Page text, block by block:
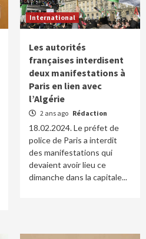
International
Les autorités
françaises interdisent
deux manifestations à
Paris en lien avec
l’Algérie
2 ans ago Rédaction
18.02.2024. Le préfet de
police de Paris a interdit
des manifestations qui
devaient avoir lieu ce
dimanche dans la capitale...